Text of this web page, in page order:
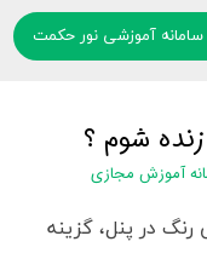
سامانه آموزشی نور حکمت
شوم ؟
آموزش مجازی
رنگ در پنل، گزینه